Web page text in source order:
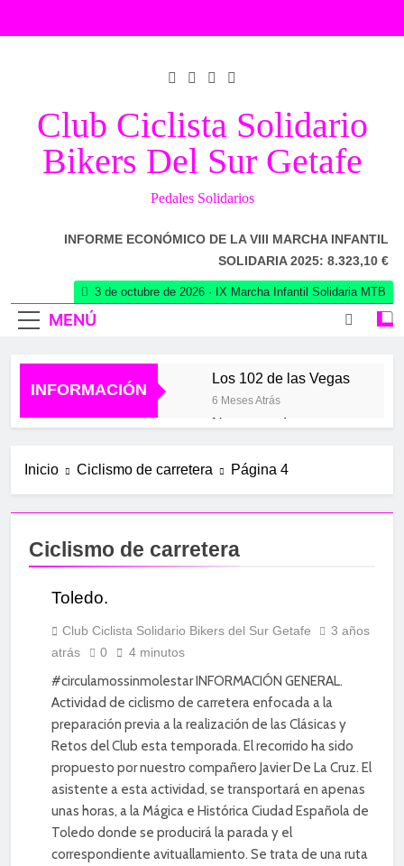
Club Ciclista Solidario
Bikers Del Sur Getafe
Pedales Solidarios
INFORME ECONÓMICO DE LA VIII MARCHA INFANTIL
SOLIDARIA 2025: 8.323,10 €
MENÚ
3 de octubre de 2026 · IX Marcha Infantil Solidaria MTB
INFORMACIÓN
Los 102 de las Vegas
6 Meses Atrás
Navacerrada
Mirador de los Buitres
El Piélago y Casillas
El Molino
1 Año Atrás
1 Año Atrás
Valdelaguna por
Perales de Tajuña
2 Años Atrás
Aranjuez
2 Años Atrás
Belmonte de Tajo
2 Años Atrás
Inicio Ciclismo de carretera Página 4
Ciclismo de carretera
CARRETERA
DIVERSIÓN
ENTRENAMIENTO
Toledo.
Club Ciclista Solidario Bikers del Sur Getafe
3 años
atrás
0 4 minutos
#circulamossinmolestar INFORMACIÓN GENERAL.
Actividad de ciclismo de carretera enfocada a la
preparación previa a la realización de las Clásicas y
Retos del Club esta temporada. El recorrido ha sido
propuesto por nuestro compañero Javier De La Cruz. El
asistente a esta actividad, se transportará en apenas
unas horas, a la Mágica e Histórica Ciudad Española de
Toledo donde se producirá la parada y el
correspondiente avituallamiento. Se trata de una ruta